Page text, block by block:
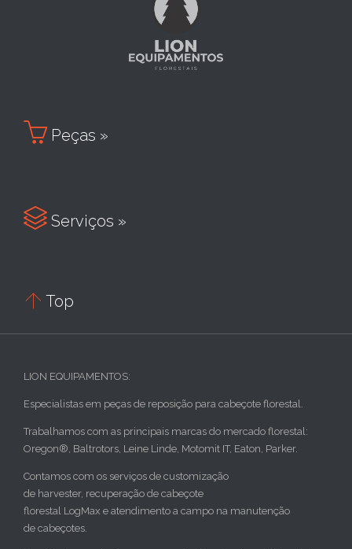
 Peças »
 Serviços »
 Top
LION EQUIPAMENTOS:
Especialistas em peças de reposição para cabeçote florestal.
Trabalhamos com as principais marcas do mercado florestal:
Oregon®, Baltrotors, Leine Linde, Motomit IT, Eaton, Parker.
Contamos com os serviços de customização
de harvester, recuperação de cabeçote
florestal LogMax e atendimento a campo na manutenção
de cabeçotes.